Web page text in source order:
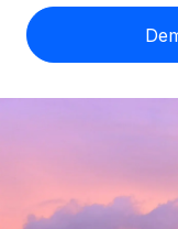
Pilotage
Gestion
Sous-traitez
Explorateur
Simplifiez
États-Unis
CROISSANCE
Calculateur
Découvrez
paiement pour